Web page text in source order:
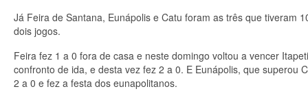
Já Feira de Santana, Eunápolis e Catu foram as três que tiveram
dois jogos.
Feira fez 1 a 0 fora de casa e neste domingo voltou a vencer
confronto de ida, e desta vez fez 2 a 0. E Eunápolis, que
2 a 0 e fez a festa dos eunapolitanos.